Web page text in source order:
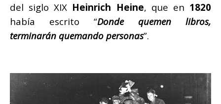
del siglo XIX Heinrich Heine, que en 1820
había escrito “Donde quemen libros,
terminarán quemando personas”.